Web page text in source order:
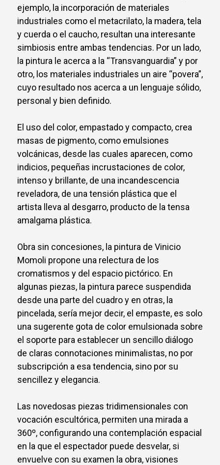
ejemplo, la incorporación de materiales
industriales como el metacrilato, la madera, tela
y cuerda o el caucho, resultan una interesante
simbiosis entre ambas tendencias. Por un lado,
la pintura le acerca a la “Transvanguardia” y por
otro, los materiales industriales un aire “povera”,
cuyo resultado nos acerca a un lenguaje sólido,
personal y bien definido.
El uso del color, empastado y compacto, crea
masas de pigmento, como emulsiones
volcánicas, desde las cuales aparecen, como
indicios, pequeñas incrustaciones de color,
intenso y brillante, de una incandescencia
reveladora, de una tensión plástica que el
artista lleva al desgarro, producto de la tensa
amalgama plástica.
Obra sin concesiones, la pintura de Vinicio
Momoli propone una relectura de los
cromatismos y del espacio pictórico. En
algunas piezas, la pintura parece suspendida
desde una parte del cuadro y en otras, la
pincelada, sería mejor decir, el empaste, es solo
una sugerente gota de color emulsionada sobre
el soporte para establecer un sencillo diálogo
de claras connotaciones minimalistas, no por
subscripción a esa tendencia, sino por su
sencillez y elegancia.
Las novedosas piezas tridimensionales con
vocación escultórica, permiten una mirada a
360º, configurando una contemplación espacial
en la que el espectador puede desvelar, si
envuelve con su examen la obra, visiones